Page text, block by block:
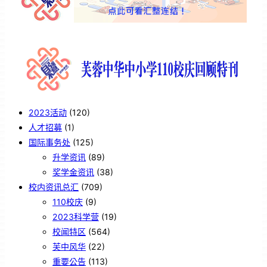
2023活动 (120)
人才招募 (1)
国际事务处 (125)
升学资讯 (89)
奖学金资讯 (38)
校内资讯总汇 (709)
110校庆 (9)
2023科学营 (19)
校闻特区 (564)
芙中风华 (22)
重要公告 (113)